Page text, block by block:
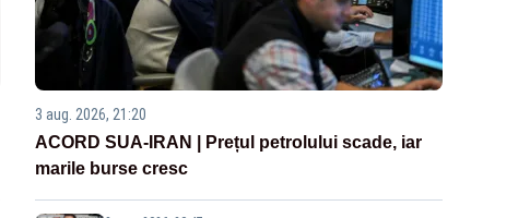
3 aug. 2026, 21:20
ACORD SUA-IRAN | Prețul petrolului scade, iar
marile burse cresc